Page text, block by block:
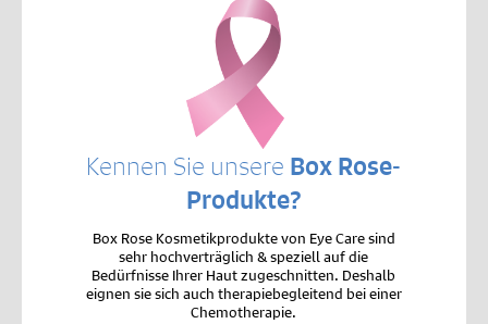
Kennen Sie unsere Box Rose-
Produkte?
Box Rose Kosmetikprodukte von Eye Care sind
sehr hochverträglich & speziell auf die
Bedürfnisse Ihrer Haut zugeschnitten. Deshalb
eignen sie sich auch therapiebegleitend bei einer
Chemotherapie.